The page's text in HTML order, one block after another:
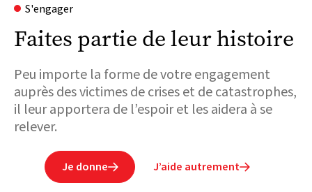
S'engager
Faites partie de leur histoire
Peu importe la forme de votre engagement
auprès des victimes de crises et de catastrophes,
il leur apportera de l’espoir et les aidera à se
relever.
Je donne J’aide autrement